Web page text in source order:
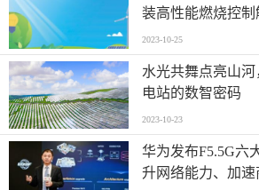
装高性能燃烧控制
2023-10-25
水光共舞点亮山
电站的数智密码
2023-10-23
华为发布F5.5G六
升网络能力、加速